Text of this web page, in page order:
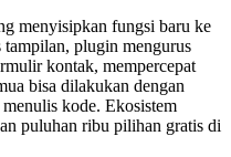
menyisipkan fungsi baru ke
plugin mengurus
kontak, mempercepat
bisa dilakukan dengan
kode. Ekosistem
puluhan ribu pilihan gratis di